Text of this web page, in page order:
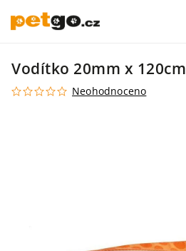
Vodítko 20mm x 120cm
Neohodnoceno